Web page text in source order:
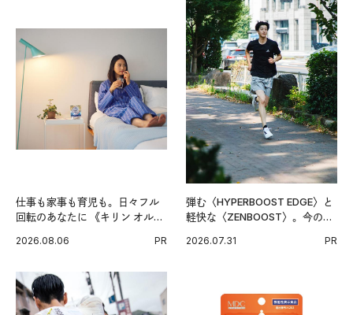
仕事も家事も育児も。日々フル
回転のあなたに 《キリン オルニ
2026.08.06 PR
弾む〈HYPERBOOST EDGE〉と
軽快な〈ZENBOOST〉。今の時
出した新機軸。
2026.07.31 PR